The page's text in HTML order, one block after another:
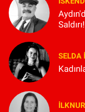
Saldırı!
SELDA